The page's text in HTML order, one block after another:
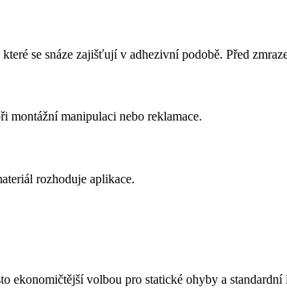
se snáze zajišťují v adhezivní podobě. Před
montážní manipulaci nebo reklamace.
rozhoduje aplikace.
ekonomičtější volbou pro statické ohyby a standardní